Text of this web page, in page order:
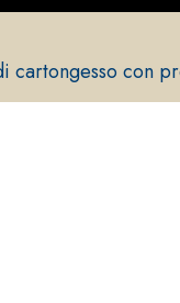
cartongesso con